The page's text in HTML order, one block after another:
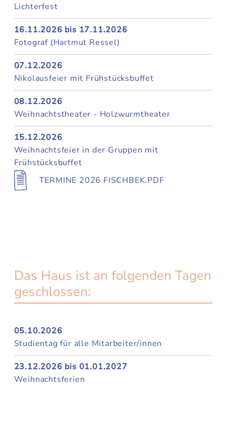
Lichterfest
16.11.2026 bis 17.11.2026
Fotograf (Hartmut Ressel)
07.12.2026
Nikolausfeier mit Frühstücksbuffet
08.12.2026
Weihnachtstheater - Holzwurmtheater
15.12.2026
Weihnachtsfeier in der Gruppen mit
Frühstücksbuffet
TERMINE 2026 FISCHBEK.PDF
Das Haus ist an folgenden Tagen
geschlossen:
05.10.2026
Studientag für alle Mitarbeiter/innen
23.12.2026 bis 01.01.2027
Weihnachtsferien